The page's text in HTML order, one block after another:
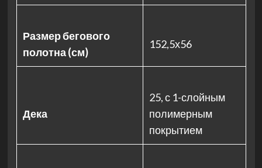
Размер бегового
полотна (см)
152,5х56
Дека
25, с 1-слойным
полимерным
покрытием